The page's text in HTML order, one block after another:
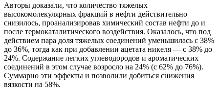
Авторы доказали, что количество тяжелых
высокомолекулярных фракций в нефти действительно
снизилось, проанализировав химический состав нефти до и
после термокаталитического воздействия. Оказалось, что под
действием пара доля тяжелых соединений уменьшилась с 38%
до 36%, тогда как при добавлении ацетата никеля — с 38% до
24%. Содержание легких углеводородов и ароматических
соединений в этом случае возросло на 24% (с 62% до 76%).
Суммарно эти эффекты и позволили добиться снижения
вязкости на 58%.